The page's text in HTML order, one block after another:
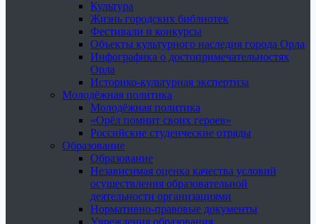
Культура
Жизнь городских библиотек
Фестивали и конкурсы
Объекты культурного наследия города Орла
Инфографика о достопримечательностях
Орла
Историко-культурная экспертиза
Молодёжная политика
Молодёжная политика
«Орёл помнит своих героев»
Российские студенческие отряды
Образование
Образование
Независимая оценка качества условий
осуществления образовательной
деятельности организациями
Нормативно-правовые документы
Учреждения образования